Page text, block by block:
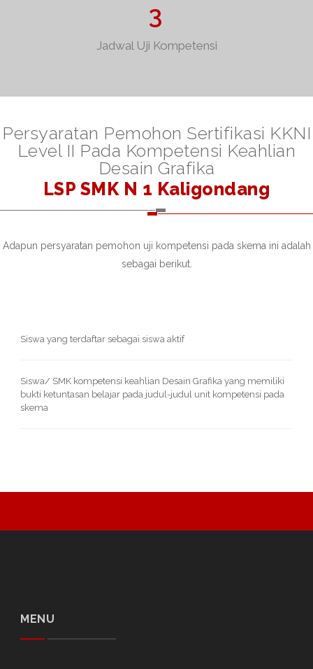
3
Jadwal Uji Kompetensi
Persyaratan Pemohon Sertifikasi KKNI
Level II Pada Kompetensi Keahlian
Desain Grafika
LSP SMK N 1 Kaligondang
Adapun persyaratan pemohon uji kompetensi pada skema ini adalah
sebagai berikut.
Siswa yang terdaftar sebagai siswa aktif
Siswa/ SMK kompetensi keahlian Desain Grafika yang memiliki
bukti ketuntasan belajar pada judul-judul unit kompetensi pada
skema
MENU